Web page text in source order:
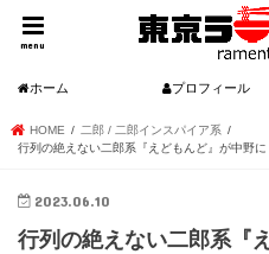
menu
ホーム プロフィール
HOME
二郎 / 二郎インスパイア系
行列の絶えない二郎系『えどもんど』が中野
2023.06.10
行列の絶えない二郎系『